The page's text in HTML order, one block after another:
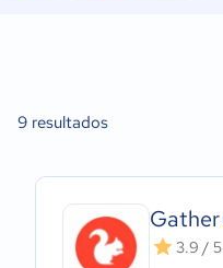
9 resultados
Gather
3.9 / 5